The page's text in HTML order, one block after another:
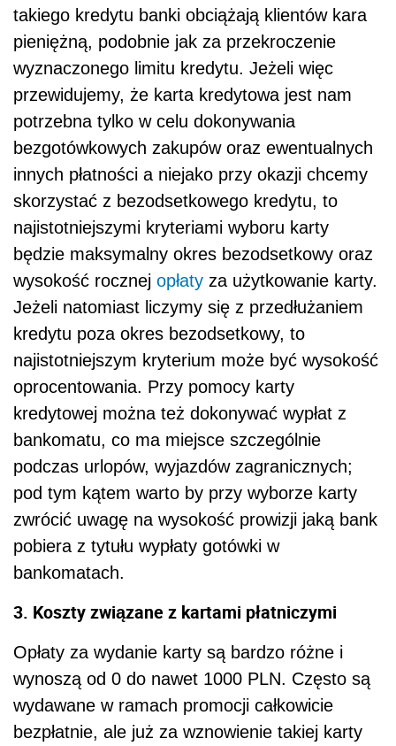
takiego kredytu banki obciążają klientów kara
pieniężną, podobnie jak za przekroczenie
wyznaczonego limitu kredytu. Jeżeli więc
przewidujemy, że karta kredytowa jest nam
potrzebna tylko w celu dokonywania
bezgotówkowych zakupów oraz ewentualnych
innych płatności a niejako przy okazji chcemy
skorzystać z bezodsetkowego kredytu, to
najistotniejszymi kryteriami wyboru karty
będzie maksymalny okres bezodsetkowy oraz
wysokość rocznej opłaty za użytkowanie karty.
Jeżeli natomiast liczymy się z przedłużaniem
kredytu poza okres bezodsetkowy, to
najistotniejszym kryterium może być wysokość
oprocentowania. Przy pomocy karty
kredytowej można też dokonywać wypłat z
bankomatu, co ma miejsce szczególnie
podczas urlopów, wyjazdów zagranicznych;
pod tym kątem warto by przy wyborze karty
zwrócić uwagę na wysokość prowizji jaką bank
pobiera z tytułu wypłaty gotówki w
bankomatach.
3. Koszty związane z kartami płatniczymi
Opłaty za wydanie karty są bardzo różne i
wynoszą od 0 do nawet 1000 PLN. Często są
wydawane w ramach promocji całkowicie
bezpłatnie, ale już za wznowienie takiej karty